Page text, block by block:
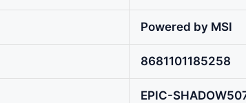
Powered by MSI
8681101185258
EPIC-